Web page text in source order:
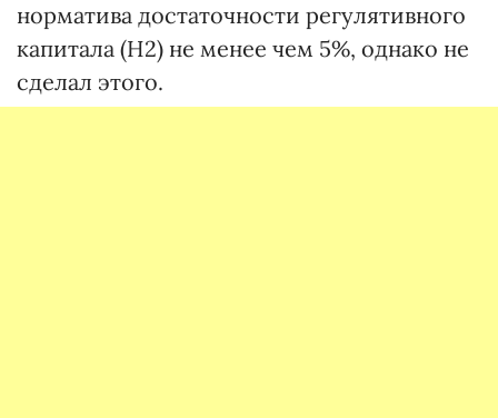
норматива достаточности регулятивного
капитала (Н2) не менее чем 5%, однако не
сделал этого.